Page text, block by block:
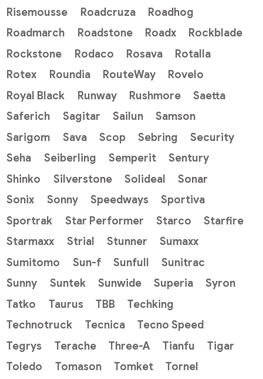
Risemousse
Roadcruza
Roadhog
Roadmarch
Roadstone Roadx
Rockblade
Rockstone
Rodaco Rosava
Rotalla
Rotex
Roundia RouteWay
Rovelo
Royal Black
Runway Rushmore
Saetta
Saferich
Sagitar Sailun
Samson
Sarigom
Sava Scop Sebring
Security
Seha
Seiberling Semperit
Sentury
Shinko
Silverstone Solideal
Sonar
Sonix
Sonny Speedways
Sportiva
Sportrak
Star Performer Starco
Starfire
Starmaxx
Strial Stunner
Sumaxx
Sumitomo
Sun-f Sunfull
Sunitrac
Sunny
Suntek Sunwide Superia
Syron
Tatko
Taurus TBB
Techking
Technotruck
Tecnica
Tecno Speed
Tegrys
Terache Three-A Tianfu
Tigar
Toledo
Tomason Tomket
Tornel